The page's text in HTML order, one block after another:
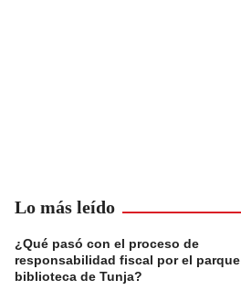
Lo más leído
¿Qué pasó con el proceso de
responsabilidad fiscal por el parque
biblioteca de Tunja?